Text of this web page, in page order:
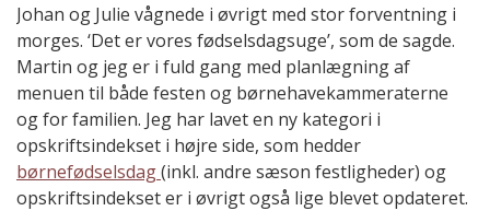
Johan og Julie vågnede i øvrigt med stor forventning i
morges. ‘Det er vores fødselsdagsuge’, som de sagde.
Martin og jeg er i fuld gang med planlægning af
menuen til både festen og børnehavekammeraterne
og for familien. Jeg har lavet en ny kategori i
opskriftsindekset i højre side, som hedder
børnefødselsdag(inkl. andre sæson festligheder) og
opskriftsindekset er i øvrigt også lige blevet opdateret.